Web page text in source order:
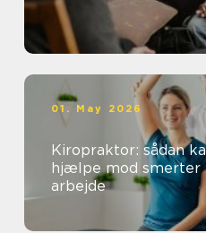
01. May 2026
Kiropraktor: sådan
hjælpe mod smerter
arbejde